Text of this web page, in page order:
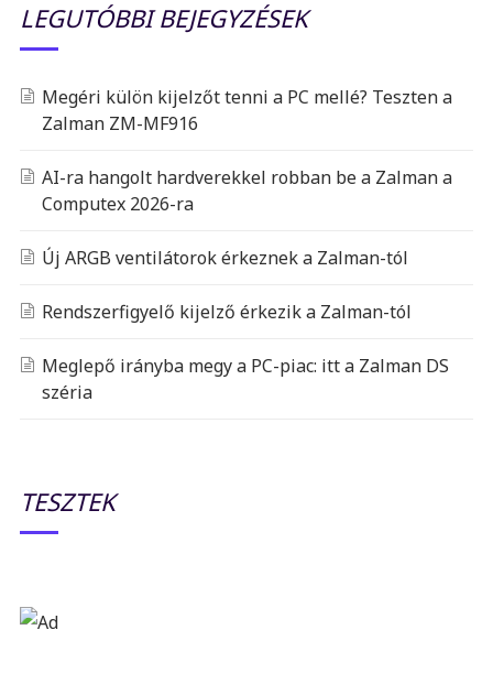
LEGUTÓBBI BEJEGYZÉSEK
Megéri külön kijelzőt tenni a PC mellé? Teszten a
Zalman ZM-MF916
AI-ra hangolt hardverekkel robban be a Zalman a
Computex 2026-ra
Új ARGB ventilátorok érkeznek a Zalman-tól
Rendszerfigyelő kijelző érkezik a Zalman-tól
Meglepő irányba megy a PC-piac: itt a Zalman DS
széria
TESZTEK